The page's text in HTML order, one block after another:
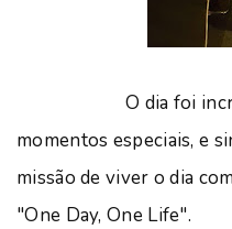
O dia foi incrível,
momentos especiais, e
missão de viver o dia
"One Day, One Life".